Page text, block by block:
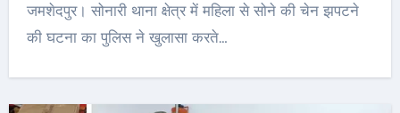
जमशेदपुर। सोनारी थाना क्षेत्र में महिला से सोने की चेन झपटने
की घटना का पुलिस ने खुलासा करते…